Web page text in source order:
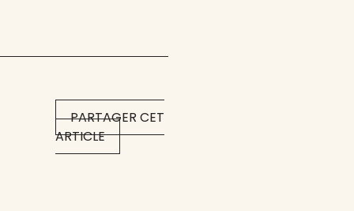
PARTAGER CET
ARTICLE